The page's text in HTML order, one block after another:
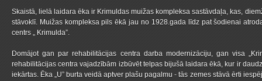
Skaistā, lielā laidara ēka ir Krimuldas muižas kompleksa sastāvdaļa, kas,
stāvoklī. Muižas kompleksa pils ēkā jau no 1928.gada līdz pat šodienai
centrs „ Krimulda”.
Domājot gan par rehabilitācijas centra darba modernizāciju, gan visa
rehabilitācijas centra vajadzībām izbūvēt telpas bijušā laidara ēkā, kur ir
iekārtas. Ēka „U” burta veidā aptver plašu pagalmu - tās zemes stāvā ērti